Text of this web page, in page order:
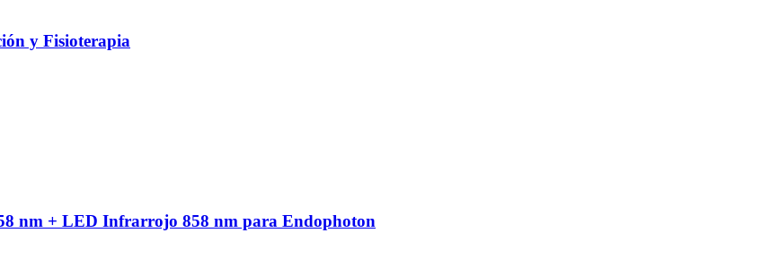
y Fisioterapia
nm + LED Infrarrojo 858 nm para Endophoton